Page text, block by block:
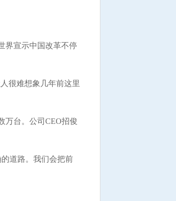
界宣示中国改革不停
很难想象几年前这里
台。公司CEO招俊
道路。我们会把前